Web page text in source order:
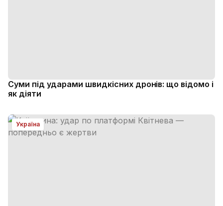
Суми під ударами швидкісних дронів: що відомо і
як діяти
Україна